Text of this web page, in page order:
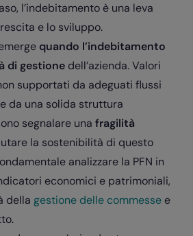
l’indebitamento è una leva
e lo sviluppo.
quando l’indebitamento
di gestione dell’azienda. Valori
supportati da adeguati flussi
da una solida struttura
segnalare una fragilità
la sostenibilità di questo
analizzare la PFN in
economici e patrimoniali,
della gestione delle commesse e